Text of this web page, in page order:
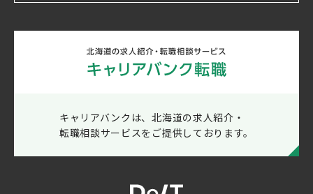
キャリアバンクは、北海道の求人紹介・
転職相談サービスをご提供しております。